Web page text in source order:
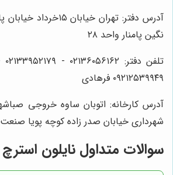
نگین پامنار واحد ۲۸
۰۹۲۱۲۵۳۹۹۴۹ فرهادی
آدرس کارخانه: اتوبان ساوه خروجی
شهرداری خیابان صدر زاده کوچه پویا صنعت
سوالات متداول نایلون استرچ